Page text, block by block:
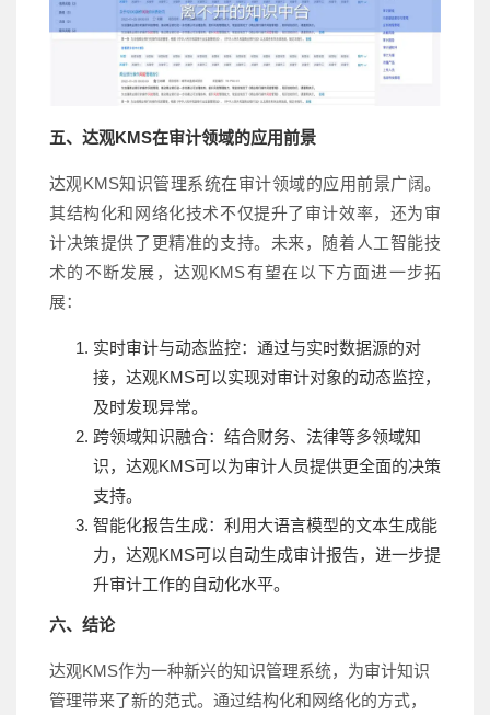
五、达观KMS在审计领域的应用前景
达观KMS知识管理系统在审计领域的应用前景广阔。
其结构化和网络化技术不仅提升了审计效率，还为审
计决策提供了更精准的支持。未来，随着人工智能技
术的不断发展，达观KMS有望在以下方面进一步拓
展：
实时审计与动态监控：通过与实时数据源的对
接，达观KMS可以实现对审计对象的动态监控，
及时发现异常。
跨领域知识融合：结合财务、法律等多领域知
识，达观KMS可以为审计人员提供更全面的决策
支持。
智能化报告生成：利用大语言模型的文本生成能
力，达观KMS可以自动生成审计报告，进一步提
升审计工作的自动化水平。
六、结论
达观KMS作为一种新兴的知识管理系统，为审计知识
管理带来了新的范式。通过结构化和网络化的方式，